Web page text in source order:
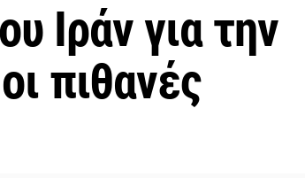
Ιράν για την
πιθανές